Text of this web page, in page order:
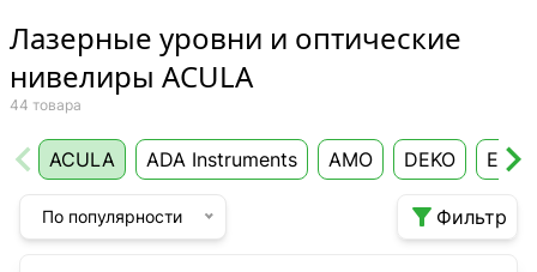
Лазерные уровни и оптические
нивелиры ACULA
44 товара
ACULA ADA Instruments AMO DEKO
По популярности  Фильтр